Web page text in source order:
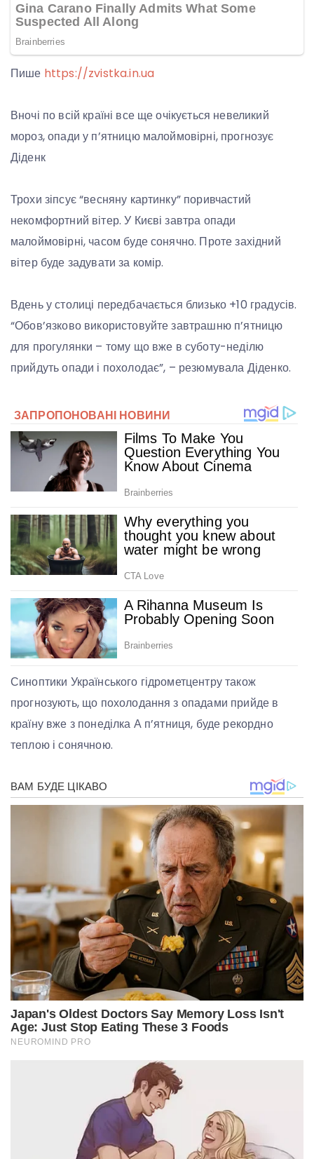
Пише https://zvistka.in.ua
Вночі по всій країні все ще очікується невеликий
мороз, опади у п’ятницю малоймовірні, прогнозує
Діденк
Трохи зіпсує “весняну картинку” поривчастий
некомфортний вітер. У Києві завтра опади
малоймовірні, часом буде сонячно. Проте західний
вітер буде задувати за комір.
Вдень у столиці передбачається близько +10 градусів.
“Обов’язково використовуйте завтрашню п’ятницю
для прогулянки – тому що вже в суботу-неділю
прийдуть опади і похолодає”, – резюмувала Діденко.
Синоптики Українського гідрометцентру також
прогнозують, що похолодання з опадами прийде в
країну вже з понеділка А п’ятниця, буде рекордно
теплою і сонячною.